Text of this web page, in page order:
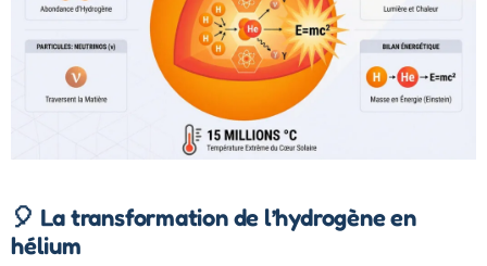
🎈 La transformation de l’hydrogène en
hélium